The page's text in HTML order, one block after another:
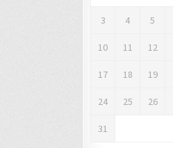
3 4 5
10 11 12
17 18 19
24 25 26
31